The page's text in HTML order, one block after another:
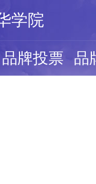
学院
品牌投票 品